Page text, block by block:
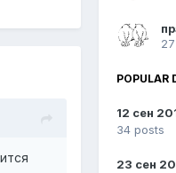
POPULAR
12 сен
34 posts
23 сен